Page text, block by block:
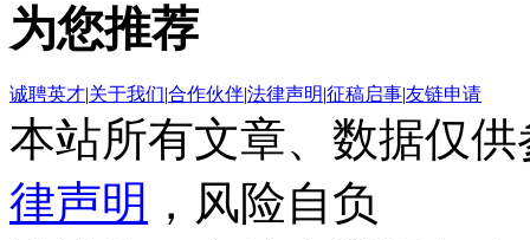
为您推荐
诚聘英才|关于我们|合作伙伴|法律声明|征稿启事|友链申请
本站所有文章、数据仅
律声明 ，风险自负